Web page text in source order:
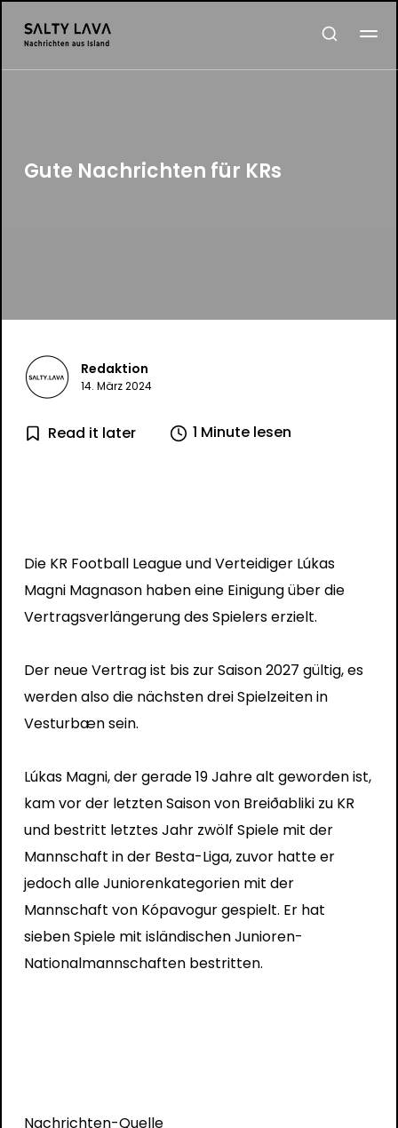
Gute Nachrichten für KRs
Redaktion
14. März 2024
Read it later 1 Minute lesen
Die KR Football League und Verteidiger Lúkas
Magni Magnason haben eine Einigung über die
Vertragsverlängerung des Spielers erzielt.
Der neue Vertrag ist bis zur Saison 2027 gültig, es
werden also die nächsten drei Spielzeiten in
Vesturbæn sein.
Lúkas Magni, der gerade 19 Jahre alt geworden ist,
kam vor der letzten Saison von Breiðabliki zu KR
und bestritt letztes Jahr zwölf Spiele mit der
Mannschaft in der Besta-Liga, zuvor hatte er
jedoch alle Juniorenkategorien mit der
Mannschaft von Kópavogur gespielt. Er hat
sieben Spiele mit isländischen Junioren-
Nationalmannschaften bestritten.
Nachrichten-Quelle